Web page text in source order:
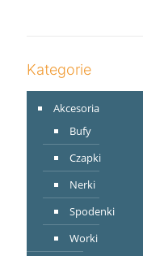
Kategorie
Akcesoria
Bufy
Czapki
Nerki
Spodenki
Worki